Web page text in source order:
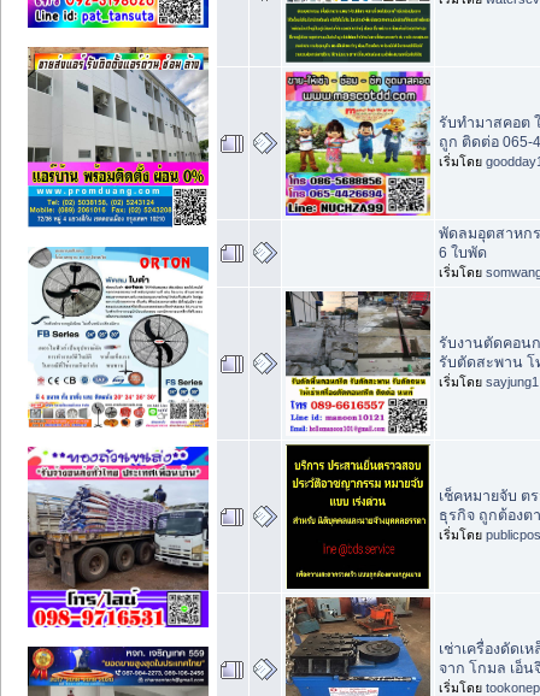
รับทำมาสคอต
ถูก ติดต่อ 065-
เริ่มโดย
พัดลมอุตสาหก
6 ใบพัด
เริ่มโดย
รับงานตัดคอน
รับตัดสะพาน โ
เริ่มโดย sayjung1
เช็คหมายจับ ต
ธุรกิจ ถูกต้องต
เริ่มโดย
เช่าเครื่องดัดเ
จาก โกมล เอ็น
เริ่มโดย